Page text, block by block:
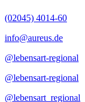
(02045) 4014-60
info@aureus.de
@lebensart-regional
@lebensart-regional
@lebensart_regional